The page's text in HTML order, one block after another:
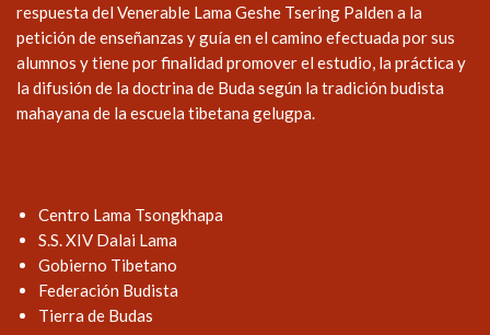
respuesta del Venerable Lama Geshe Tsering Palden a la
petición de enseñanzas y guía en el camino efectuada por sus
alumnos y tiene por finalidad promover el estudio, la práctica y
la difusión de la doctrina de Buda según la tradición budista
mahayana de la escuela tibetana gelugpa.
Centro Lama Tsongkhapa
S.S. XIV Dalai Lama
Gobierno Tibetano
Federación Budista
Tierra de Budas